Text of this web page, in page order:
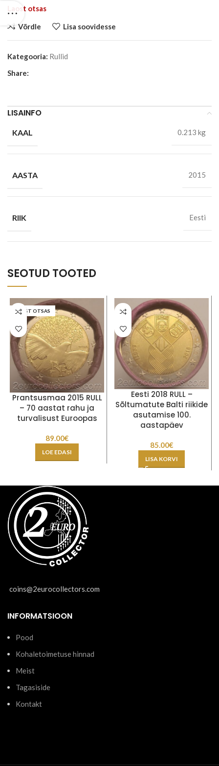
Laost otsas
Võrdle Lisa soovidesse
Kategooria: Rullid
Share:
LISAINFO
KAAL 0.213 kg
AASTA 2015
RIIK Eesti
SEOTUD TOOTED
LAOST OTSAS
Prantsusmaa 2015 RULL
– 70 aastat rahu ja
turvalisust Euroopas
89.00€
LOE EDASI
Eesti 2018 RULL –
Sõltumatute Balti riikide
asutamise 100.
aastapäev
85.00€
LISA KORVI
coins@2eurocollectors.com
INFORMATSIOON
Pood
Kohaletoimetuse hinnad
Meist
Tagasiside
Kontakt